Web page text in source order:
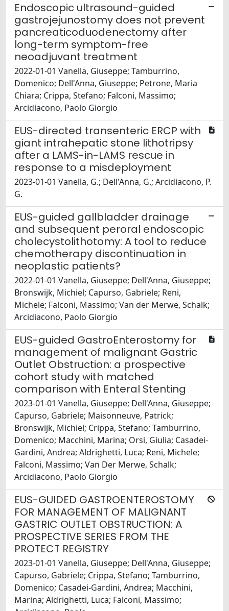
Endoscopic ultrasound-guided
gastrojejunostomy does not prevent
pancreaticoduodenectomy after
long-term symptom-free
neoadjuvant treatment
2022-01-01 Vanella, Giuseppe; Tamburrino,
Domenico; Dell'Anna, Giuseppe; Petrone, Maria
Chiara; Crippa, Stefano; Falconi, Massimo;
Arcidiacono, Paolo Giorgio
EUS-directed transenteric ERCP with
giant intrahepatic stone lithotripsy
after a LAMS-in-LAMS rescue in
response to a misdeployment
2023-01-01 Vanella, G.; Dell'Anna, G.; Arcidiacono, P.
G.
EUS-guided gallbladder drainage
and subsequent peroral endoscopic
cholecystolithotomy: A tool to reduce
chemotherapy discontinuation in
neoplastic patients?
2022-01-01 Vanella, Giuseppe; Dell'Anna, Giuseppe;
Bronswijk, Michiel; Capurso, Gabriele; Reni,
Michele; Falconi, Massimo; Van der Merwe, Schalk;
Arcidiacono, Paolo Giorgio
EUS-guided GastroEnterostomy for
management of malignant Gastric
Outlet Obstruction: a prospective
cohort study with matched
comparison with Enteral Stenting
2023-01-01 Vanella, Giuseppe; Dell'Anna, Giuseppe;
Capurso, Gabriele; Maisonneuve, Patrick;
Bronswijk, Michiel; Crippa, Stefano; Tamburrino,
Domenico; Macchini, Marina; Orsi, Giulia; Casadei-
Gardini, Andrea; Aldrighetti, Luca; Reni, Michele;
Falconi, Massimo; Van Der Merwe, Schalk;
Arcidiacono, Paolo Giorgio
EUS-GUIDED GASTROENTEROSTOMY
FOR MANAGEMENT OF MALIGNANT
GASTRIC OUTLET OBSTRUCTION: A
PROSPECTIVE SERIES FROM THE
PROTECT REGISTRY
2023-01-01 Vanella, Giuseppe; Dell'Anna, Giuseppe;
Capurso, Gabriele; Crippa, Stefano; Tamburrino,
Domenico; Casadei-Gardini, Andrea; Macchini,
Marina; Aldrighetti, Luca; Falconi, Massimo;